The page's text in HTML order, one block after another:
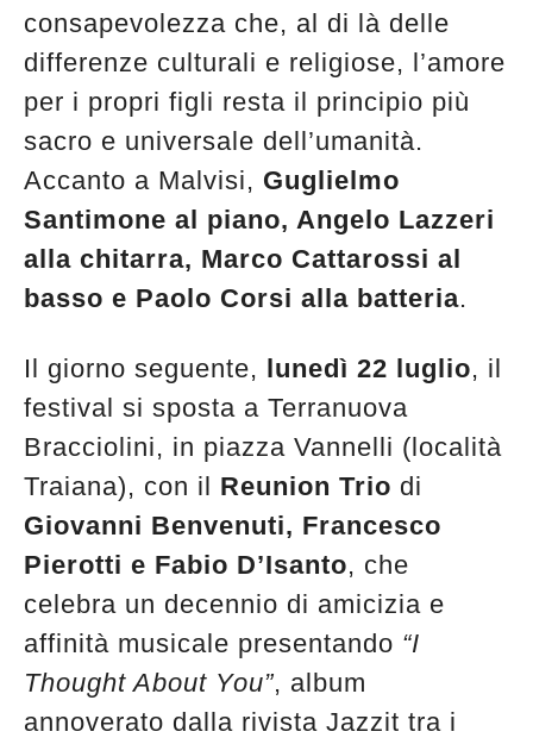
consapevolezza che, al di là delle
differenze culturali e religiose, l’amore
per i propri figli resta il principio più
sacro e universale dell’umanità.
Accanto a Malvisi, Guglielmo
Santimone al piano, Angelo Lazzeri
alla chitarra, Marco Cattarossi al
basso e Paolo Corsi alla batteria.
Il giorno seguente, lunedì 22 luglio, il
festival si sposta a Terranuova
Bracciolini, in piazza Vannelli (località
Traiana), con il Reunion Trio di
Giovanni Benvenuti, Francesco
Pierotti e Fabio D’Isanto, che
celebra un decennio di amicizia e
affinità musicale presentando “I
Thought About You”, album
annoverato dalla rivista Jazzit tra i